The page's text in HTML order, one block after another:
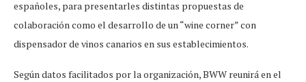
españoles, para presentarles distintas propuestas de
colaboración como el desarrollo de un “wine corner” con
dispensador de vinos canarios en sus establecimientos.
Según datos facilitados por la organización, BWW reunirá en el